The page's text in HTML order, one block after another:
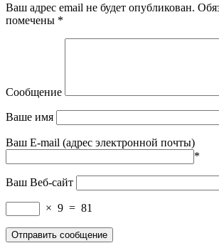
Ваш адрес email не будет опубликован.
помечены *
Сообщение
Ваше имя
Ваш E-mail (адрес электронной почты)
*
Ваш Веб-сайт
× 9 = 81